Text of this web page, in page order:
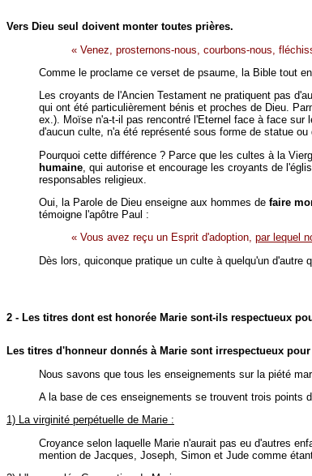
Vers Dieu seul doivent monter toutes prières.
« Venez, prosternons-nous, courbons-nous,
Comme le proclame ce verset de psaume, la Bible tout
Les croyants de l'Ancien Testament ne pratiquent pas
qui ont été particulièrement bénis et proches de Dieu.
ex.). Moïse n'a-t-il pas rencontré l'Eternel face à face
d'aucun culte, n'a été représenté sous forme de statue
Pourquoi cette différence ? Parce que les cultes à la
humaine , qui autorise et encourage les croyants de
responsables religieux.
Oui, la Parole de Dieu enseigne aux hommes de faire
témoigne l'apôtre Paul :
« Vous avez reçu un Esprit d'adoption, par lequel
Dès lors, quiconque pratique un culte à quelqu'un d'autre
2 - Les titres dont est honorée Marie sont-ils respectueux
Les titres d'honneur donnés à Marie sont irrespectueux
Nous savons que tous les enseignements sur la piété
A la base de ces enseignements se trouvent trois points
1) La virginité perpétuelle de Marie :
Croyance selon laquelle Marie n'aurait pas eu d'autres
mention de Jacques, Joseph, Simon et Jude comme